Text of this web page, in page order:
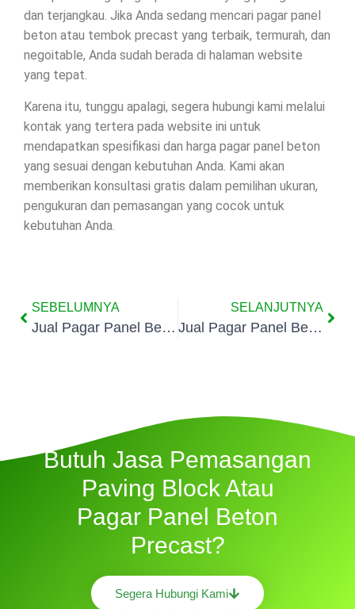
dan terjangkau. Jika Anda sedang mencari pagar panel
beton atau tembok precast yang terbaik, termurah, dan
negoitable, Anda sudah berada di halaman website
yang tepat.
Karena itu, tunggu apalagi, segera hubungi kami melalui
kontak yang tertera pada website ini untuk
mendapatkan spesifikasi dan harga pagar panel beton
yang sesuai dengan kebutuhan Anda. Kami akan
memberikan konsultasi gratis dalam pemilihan ukuran,
pengukuran dan pemasangan yang cocok untuk
kebutuhan Anda.
SEBELUMNYA
Jual Pagar Panel Beton Di Karangtengah
SELANJUTNYA
Jual Pagar Panel Beton Di Karang Timur
Butuh Jasa Pemasangan
Paving Block Atau
Pagar Panel Beton
Precast?
Segera Hubungi Kami